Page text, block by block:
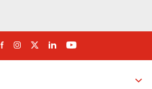
Segueix-nos al Facebook
Segueix-nos a Instagram
Segueix-nos a Twitter
Segueix-nos a
Segueix-nos a